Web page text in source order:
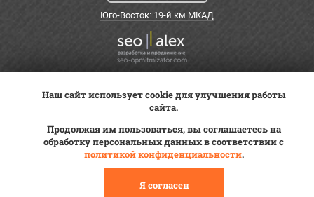
Юго-Восток: 19-й км МКАД
Постановка на учет
Трейд-ин
Статьи
ВК Видео
© 2012—2026 «Купи прицеп»™ (ООО «Авангард», ИНН 9723035587)
Наш сайт использует cookie для улучшения работы
сайта.
Продолжая им пользоваться, вы соглашаетесь на
обработку персональных данных в соответствии с
политикой конфиденциальности.
Я согласен